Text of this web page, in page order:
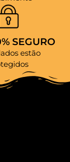
SEGURO
estão